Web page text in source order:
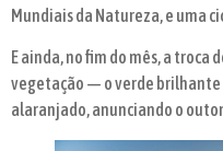
Mundiais da Natureza, e uma
E ainda, no fim do mês, a troca
vegetação — o verde brilhante
alaranjado, anunciando o